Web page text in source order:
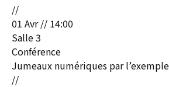
//
01 Avr // 14:00
Salle 3
Conférence
Jumeaux numériques par l’exemple
//